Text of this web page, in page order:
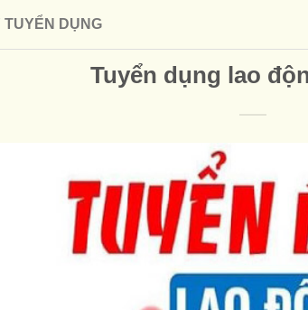
TUYỂN DỤNG
Tuyển dụng lao